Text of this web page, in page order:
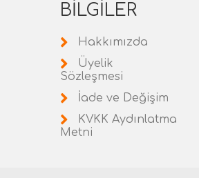
BILGILER
Hakkımızda
Üyelik
Sözleşmesi
İade ve Değişim
KVKK Aydınlatma
Metni